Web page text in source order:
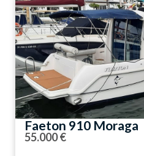
Faeton 910 Moraga
55.000 €